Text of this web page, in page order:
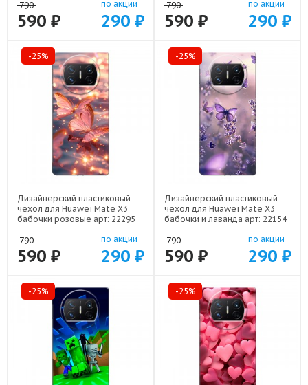
790
590 ₽
по акции
290 ₽
790
590 ₽
по акции
290 ₽
-25%
Дизайнерский пластиковый
чехол для Huawei Mate X3
бабочки розовые арт: 22295
790
590 ₽
по акции
290 ₽
-25%
Дизайнерский пластиковый
чехол для Huawei Mate X3
бабочки и лаванда арт: 22154
790
590 ₽
по акции
290 ₽
-25% -25%